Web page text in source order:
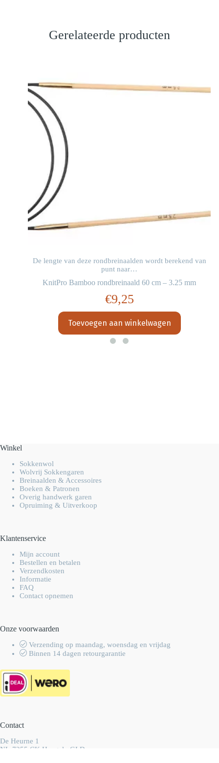
Gerelateerde producten
De lengte van deze rondbreinaalden wordt berekend van
punt naar…
KnitPro Bamboo rondbreinaald 60 cm – 3.25 mm
€9,25
Toevoegen aan winkelwagen
Winkel
Sokkenwol
Wolvrij Sokkengaren
Breinaalden & Accessoires
Boeken & Patronen
Overig handwerk garen
Opruiming & Uitverkoop
Klantenservice
Mijn account
Bestellen en betalen
Verzendkosten
Informatie
FAQ
Contact opnemen
Onze voorwaarden
Verzending op maandag, woensdag en vrijdag
Binnen 14 dagen retourgarantie
Contact
De Heurne 1
NL-7255 CK Hengelo GLD